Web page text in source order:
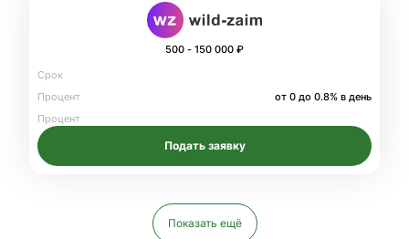
500 - 150 000 ₽
Срок
Процент
от 0 до 0.8% в день
Процент
Подать заявку
Показать ещё